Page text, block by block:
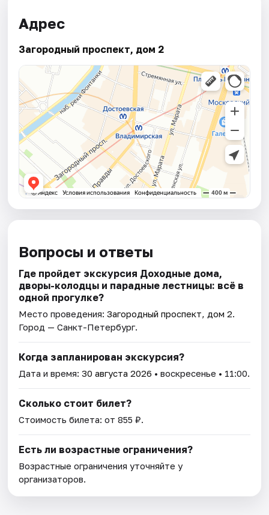
Адрес
Загородный проспект, дом 2
Вопросы и ответы
Где пройдет экскурсия Доходные дома,
дворы-колодцы и парадные лестницы: всё в
одной прогулке?
Место проведения:Загородный проспект, дом 2.
Город — Санкт-Петербург.
Когда запланирован экскурсия?
Дата и время:30 августа 2026 • воскресенье • 11:00.
Сколько стоит билет?
Стоимость билета: от 855 ₽.
Есть ли возрастные ограничения?
Возрастные ограничения уточняйте у
организаторов.